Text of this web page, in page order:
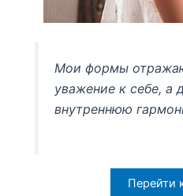
Мои формы
уважение к себе, а
внутреннюю
Перейти